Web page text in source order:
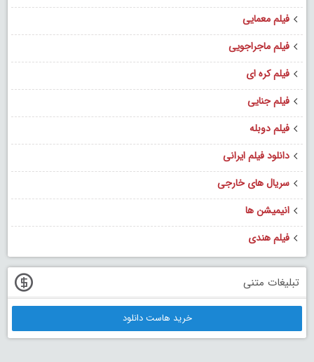
فیلم معمایی
فیلم ماجراجویی
فیلم کره ای
فیلم جنایی
فیلم دوبله
دانلود فیلم ایرانی
سریال های خارجی
انیمیشن ها
فیلم هندی
تبلیغات متنی
خرید هاست دانلود